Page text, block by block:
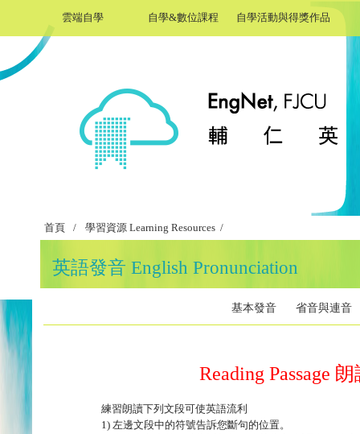
雲端自學 自學&數位課程 自學活動與得獎作品
首頁 / 學習資源 Learning Resources /
英語發音 English Pronunciation
基本發音 省音與連音
Reading Passage
練習朗讀下列文段可使英語流利
1) 左邊文段中的符號告訴您斷句的位置。